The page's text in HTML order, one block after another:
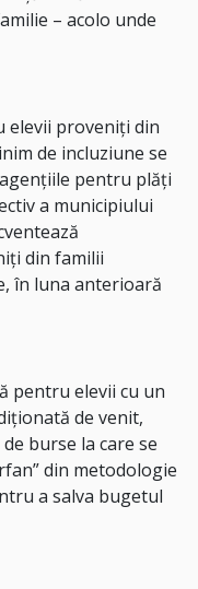
– acolo unde
elevii proveniţi din
de incluziune se
pentru plăţi
a municipiului
din familii
în luna anterioară
pentru elevii cu un
de venit,
burse la care se
din metodologie
a salva bugetul